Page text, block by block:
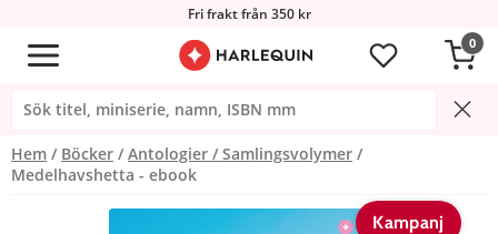
Fri frakt från 350 kr
0
Hem Böcker
Antologier / Samlingsvolymer
Medelhavshetta - ebook
Kampanj